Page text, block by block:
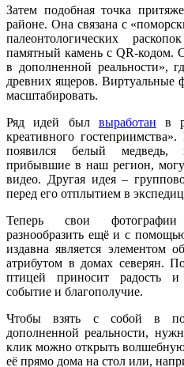
Затем подобная точка
районе. Она связана с
палеонтологических
памятный камень с QR-кодом.
в дополненной реальности»,
древних ящеров.
масштабировать.
Ряд идей был выработан в
креативного
появился белый медведь,
прибывшие в наш регион,
видео. Другая идея –
перед его отплытием в
Теперь свои фотографии
разнообразить ещё и с
издавна является элементом
атрибутом в домах северян.
птицей приносит радость и
событие и благополучие.
Чтобы взять с собой в
дополненной реальности,
клик можно открыть
её прямо дома на стол или,